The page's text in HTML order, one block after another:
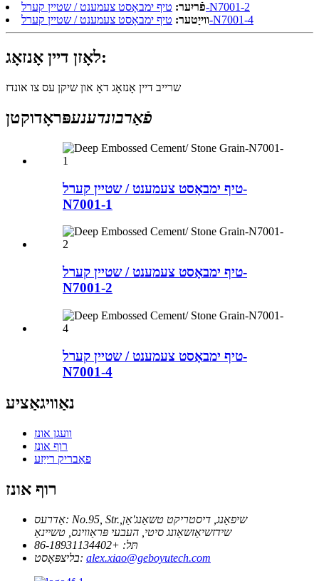
פֿריִער:טיף ימבאָסט צעמענט / שטיין קערל-N7001-2
ווייַטער:טיף ימבאָסט צעמענט / שטיין קערל-N7001-4
לאָזן דיין אָנזאָג:
שרייב דיין אָנזאָג דאָ און שיקן עס צו אונדז
פֿאַרבונדענעפּראָדוקטן
טיף ימבאָסט צעמענט / שטיין קערל-
N7001-1
טיף ימבאָסט צעמענט / שטיין קערל-
N7001-2
טיף ימבאָסט צעמענט / שטיין קערל-
N7001-4
נאַוויגאַציע
וועגן אונז
רוף אונז
פאַבריק רייַזע
רוף אונז
אַדרעס: No.95, Str.שיפאַנג, דיסטריקט טשאַנג'אַן,
שידזשיאַזשאַונג סיטי, העבעי פּראַווינס, טשיינאַ
תּל: +86-18931134402
בליצפּאָסט: alex.xiao@geboyutech.com